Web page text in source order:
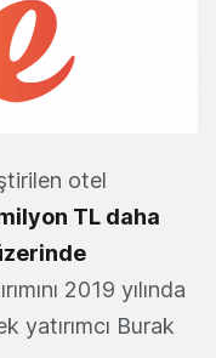
otel
TL daha
2019 yılında
yatırımcı Burak